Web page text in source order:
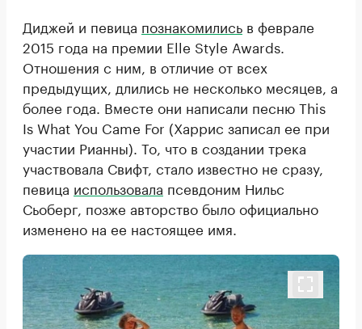
Диджей и певица познакомились в феврале
2015 года на премии Elle Style Awards.
Отношения с ним, в отличие от всех
предыдущих, длились не несколько месяцев, а
более года. Вместе они написали песню This
Is What You Came For (Харрис записал ее при
участии Рианны). То, что в создании трека
участвовала Свифт, стало известно не сразу,
певица использовала псевдоним Нильс
Сьоберг, позже авторство было официально
изменено на ее настоящее имя.